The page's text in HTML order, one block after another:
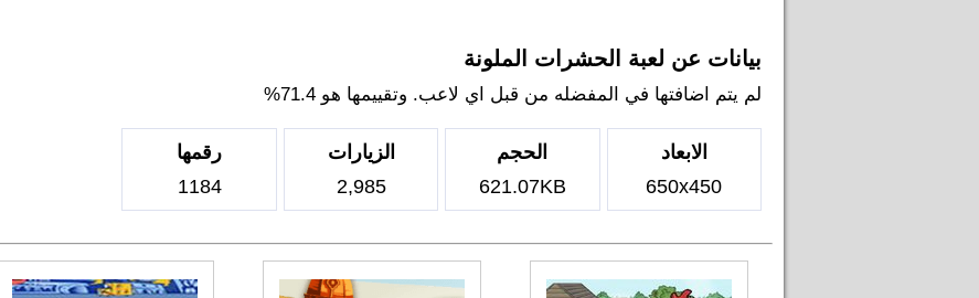
بيانات عن لعبة الحشرات الملونة
لم يتم اضافتها في المفضله من قبل اي لاعب. وتقييمها هو 71.4%
الابعاد
650x450
الحجم
621.07KB
الزيارات
2,985
رقمها
1184